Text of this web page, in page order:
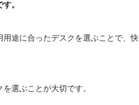
。
途に合ったデスクを選ぶことで、快
選ぶことが大切です。